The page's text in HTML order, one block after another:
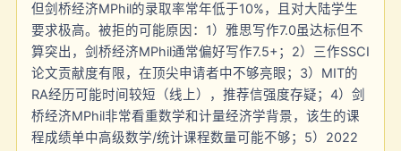
但剑桥经济MPhil的录取率常年低于10%，且对大陆学生
要求极高。被拒的可能原因：1）雅思写作7.0虽达标但不
算突出，剑桥经济MPhil通常偏好写作7.5+；2）三作SSCI
论文贡献度有限，在顶尖申请者中不够亮眼；3）MIT的
RA经历可能时间较短（线上），推荐信强度存疑；4）剑
桥经济MPhil非常看重数学和计量经济学背景，该生的课
程成绩单中高级数学/统计课程数量可能不够；5）2022